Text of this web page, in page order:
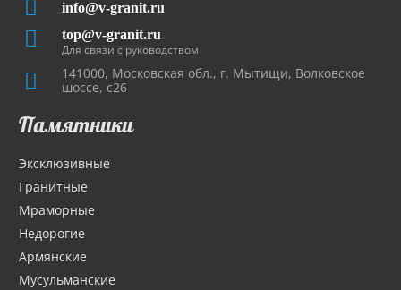
info@v-granit.ru
top@v-granit.ru
Для связи с руководством
141000, Московская обл., г. Мытищи, Волковское
шоссе, с26
Памятники
Эксклюзивные
Гранитные
Мраморные
Недорогие
Армянские
Мусульманские